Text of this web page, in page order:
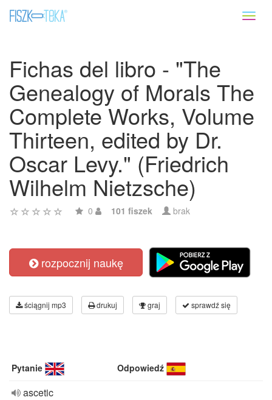
Fichas del libro - "The
Genealogy of Morals The
Complete Works, Volume
Thirteen, edited by Dr.
Oscar Levy." (Friedrich
Wilhelm Nietzsche)
0 101 fiszek brak
rozpocznij naukę
ściągnij mp3 drukuj graj sprawdź się
Pytanie Odpowiedź
ascetic